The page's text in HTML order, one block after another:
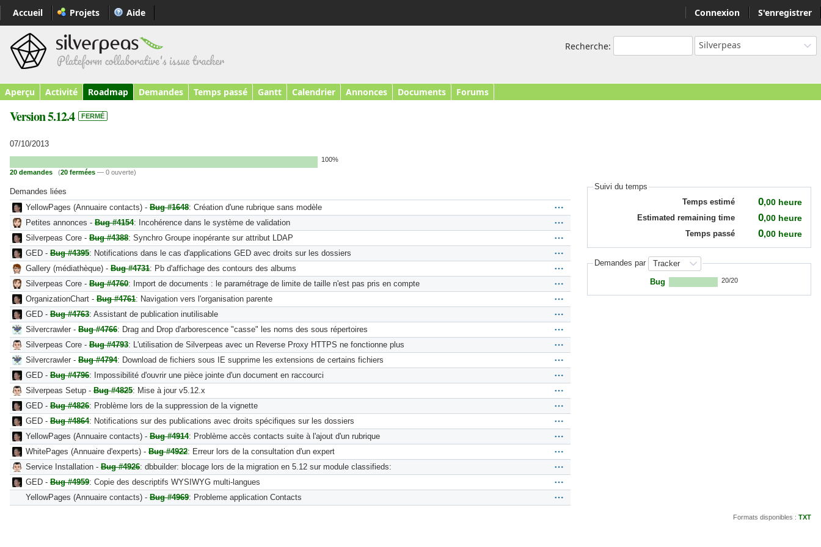
Connexion S'enregistrer
Accueil Projets Aide
Recherche: Silverpeas
Aperçu Activité Roadmap Demandes Temps passé Gantt Calendrier Annonces Documents Forums
Version 5.12.4 FERMÉ
07/10/2013
100%
20 demandes (20 fermées — 0 ouverte)
Suivi du temps
Temps estimé
0,00 heure
Estimated remaining time 0,00 heure
Temps passé 0,00 heure
Demandes par
Bug 20/20
Demandes liées
YellowPages (Annuaire contacts) - Bug #1648: Création d'une rubrique sans modèle
Petites annonces - Bug #4154: Incohérence dans le système de validation
Silverpeas Core - Bug #4388: Synchro Groupe inopérante sur attribut LDAP
GED - Bug #4395: Notifications dans le cas d'applications GED avec droits sur les dossiers
Gallery (médiathèque) - Bug #4731: Pb d'affichage des contours des albums
Silverpeas Core - Bug #4760: Import de documents : le paramétrage de limite de taille n'est pas pris en compte
OrganizationChart - Bug #4761: Navigation vers l'organisation parente
GED - Bug #4763: Assistant de publication inutilisable
Silvercrawler - Bug #4766: Drag and Drop d'arborescence "casse" les noms des sous répertoires
Silverpeas Core - Bug #4793: L'utilisation de Silverpeas avec un Reverse Proxy HTTPS ne fonctionne plus
Silvercrawler - Bug #4794: Download de fichiers sous IE supprime les extensions de certains fichiers
GED - Bug #4796: Impossibilité d'ouvrir une pièce jointe d'un document en raccourci
Silverpeas Setup - Bug #4825: Mise à jour v5.12.x
GED - Bug #4826: Problème lors de la suppression de la vignette
GED - Bug #4864: Notifications sur des publications avec droits spécifiques sur les dossiers
YellowPages (Annuaire contacts) - Bug #4914: Problème accès contacts suite à l'ajout d'un rubrique
WhitePages (Annuaire d'experts) - Bug #4922: Erreur lors de la consultation d'un expert
Service Installation - Bug #4926: dbbuilder: blocage lors de la migration en 5.12 sur module classifieds:
GED - Bug #4959: Copie des descriptifs WYSIWYG multi-langues
YellowPages (Annuaire contacts) - Bug #4969: Probleme application Contacts
Formats disponibles : TXT